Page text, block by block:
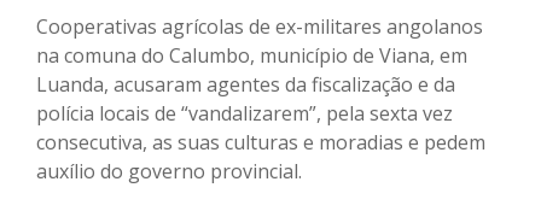
Cooperativas agrícolas de ex-militares angolanos
na comuna do Calumbo, município de Viana, em
Luanda, acusaram agentes da fiscalização e da
polícia locais de “vandalizarem”, pela sexta vez
consecutiva, as suas culturas e moradias e pedem
auxílio do governo provincial.